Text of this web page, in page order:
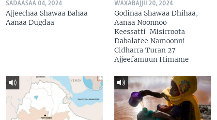
SADAASAA 04, 2024
Ajjeechaa Shawaa Bahaa
Aanaa Dugdaa
WAXABAJJII 20, 2024
Godinaa Shawaa Dhihaa,
Aanaa Noonnoo
Keessatti Misirroota
Dabalatee Namoonni
Cidharra Turan 27
Ajjeefamuun Himame